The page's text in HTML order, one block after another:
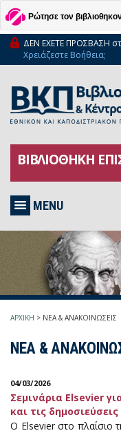
Ρώτησε τον
ΔΕΝ ΕΧΕΤΕ ΠΡΟΣΒΑΣΗ
Χρειάζεστε Βοήθεια;
ΒΙΒΛΙΟΘΗΚΗ
MENU
ΑΡΧΙΚΗ > ΝΕΑ & ΑΝΑΚΟΙΝΩΣΕΙΣ
ΝΕΑ &
04/03/2026
Σεμινάρια Elsevier
και τις
Ο Elsevier στο πλαίσιο